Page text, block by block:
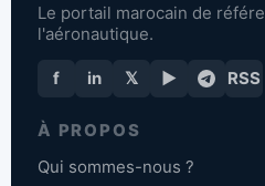
Le portail marocain de
l'aéronautique.
f in 𝕏 ▶ RSS
À PROPOS
Qui sommes-nous ?